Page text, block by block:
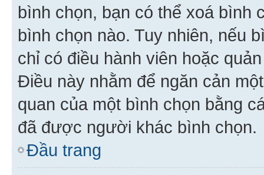
bình chọn, bạn có thể xoá bình
bình chọn nào. Tuy nhiên, nếu
chỉ có điều hành viên hoặc
Điều này nhằm để ngăn cản
quan của một bình chọn bằng
đã được người khác bình chọn.
Đầu trang